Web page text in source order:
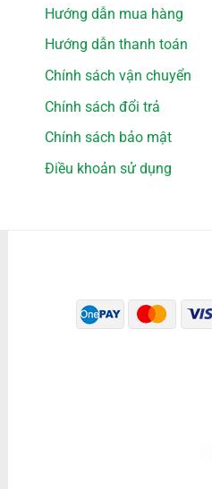
Hướng dẫn mua hàng
Hướng dẫn thanh toán
Chính sách vận chuyển
Chính sách đổi trả
Chính sách bảo mật
Điều khoản sử dụng